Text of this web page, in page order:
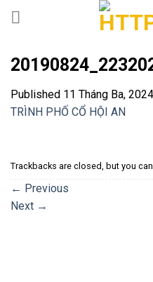
Skip
Published 11 Tháng Ba, 2024
TRÌNH PHỐ CỔ HỘI AN
Trackbacks are closed, but you can
← Previous
Next →